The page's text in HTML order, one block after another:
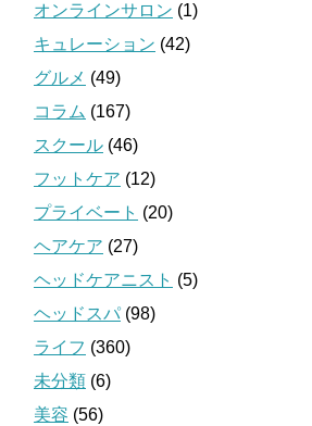
オンラインサロン (1)
キュレーション (42)
グルメ (49)
コラム (167)
スクール (46)
フットケア (12)
プライベート (20)
ヘアケア (27)
ヘッドケアニスト (5)
ヘッドスパ (98)
ライフ (360)
未分類 (6)
美容 (56)